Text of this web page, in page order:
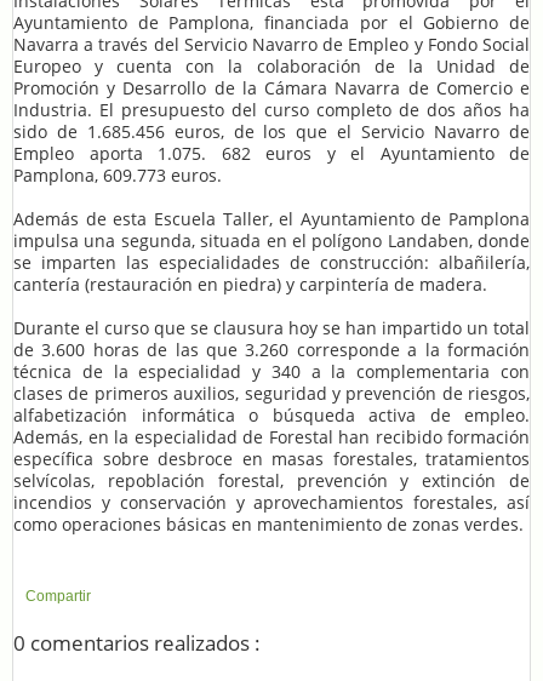
Ayuntamiento de Pamplona, financiada por el Gobierno de
Navarra a través del Servicio Navarro de Empleo y Fondo Social
Europeo y cuenta con la colaboración de la Unidad de
Promoción y Desarrollo de la Cámara Navarra de Comercio e
Industria. El presupuesto del curso completo de dos años ha
sido de 1.685.456 euros, de los que el Servicio Navarro de
Empleo aporta 1.075. 682 euros y el Ayuntamiento de
Pamplona, 609.773 euros.
Además de esta Escuela Taller, el Ayuntamiento de Pamplona
impulsa una segunda, situada en el polígono Landaben, donde
se imparten las especialidades de construcción: albañilería,
cantería (restauración en piedra) y carpintería de madera.
Durante el curso que se clausura hoy se han impartido un total
de 3.600 horas de las que 3.260 corresponde a la formación
técnica de la especialidad y 340 a la complementaria con
clases de primeros auxilios, seguridad y prevención de riesgos,
alfabetización informática o búsqueda activa de empleo.
Además, en la especialidad de Forestal han recibido formación
específica sobre desbroce en masas forestales, tratamientos
selvícolas, repoblación forestal, prevención y extinción de
incendios y conservación y aprovechamientos forestales, así
como operaciones básicas en mantenimiento de zonas verdes.
Compartir
0 comentarios realizados :